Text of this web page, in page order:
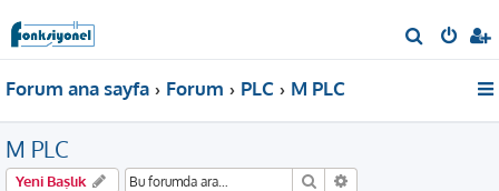
r
Forum ana sayfa Forum PLC M PLC
M PLC
Yeni Başlık Ara